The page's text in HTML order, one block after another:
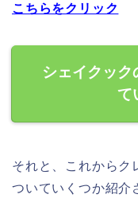
こちらをクリック
シェイクッ
て
それと、これからク
ついていくつか紹介